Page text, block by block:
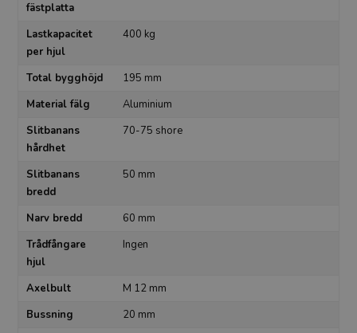
fästplatta
Lastkapacitet
per hjul
400 kg
Total bygghöjd
195 mm
Material fälg
Aluminium
Slitbanans
hårdhet
70-75 shore
Slitbanans
bredd
50 mm
Narv bredd
60 mm
Trådfångare
hjul
Ingen
Axelbult
M 12 mm
Bussning
20 mm